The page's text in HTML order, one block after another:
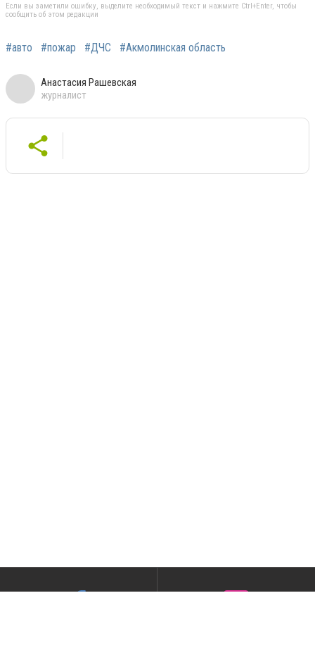
Если вы заметили ошибку, выделите необходимый текст и нажмите Ctrl+Enter, чтобы
сообщить об этом редакции
#авто #пожар #ДЧС #Акмолинская область
Анастасия Рашевская
журналист